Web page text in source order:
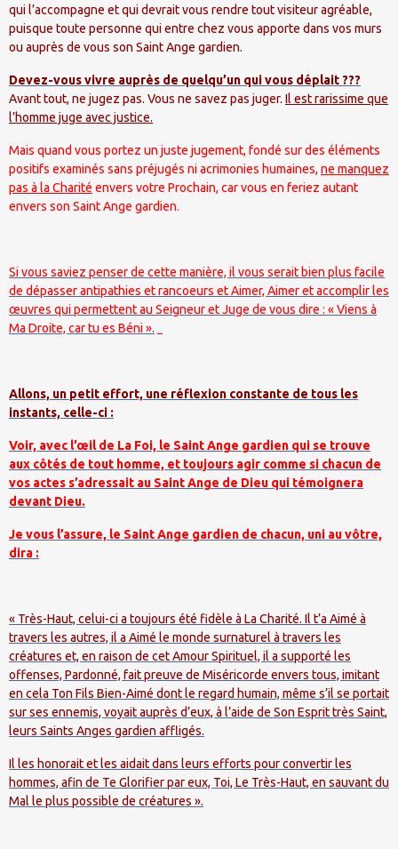
qui l’accompagne et qui devrait vous rendre tout visiteur agréable,
puisque toute personne qui entre chez vous apporte dans vos murs
ou auprès de vous son Saint Ange gardien.
Devez-vous vivre auprès de quelqu’un qui vous déplait ???
Avant tout, ne jugez pas. Vous ne savez pas juger. Il est rarissime que
l’homme juge avec justice.
Mais quand vous portez un juste jugement, fondé sur des éléments
positifs examinés sans préjugés ni acrimonies humaines, ne manquez
pas à la Charité envers votre Prochain, car vous en feriez autant
envers son Saint Ange gardien.
Si vous saviez penser de cette manière, il vous serait bien plus facile
de dépasser antipathies et rancoeurs et Aimer, Aimer et accomplir les
œuvres qui permettent au Seigneur et Juge de vous dire : « Viens à
Ma Droite, car tu es Béni ».
Allons, un petit effort, une réflexion constante de tous les
instants, celle-ci :
Voir, avec l’œil de La Foi, le Saint Ange gardien qui se trouve
aux côtés de tout homme, et toujours agir comme si chacun de
vos actes s’adressait au Saint Ange de Dieu qui témoignera
devant Dieu.
Je vous l’assure, le Saint Ange gardien de chacun, uni au vôtre,
dira :
« Très-Haut, celui-ci a toujours été fidèle à La Charité. Il t’a Aimé à
travers les autres, il a Aimé le monde surnaturel à travers les
créatures et, en raison de cet Amour Spirituel, il a supporté les
offenses, Pardonné, fait preuve de Miséricorde envers tous, imitant
en cela Ton Fils Bien-Aimé dont le regard humain, même s’il se portait
sur ses ennemis, voyait auprès d’eux, à l’aide de Son Esprit très Saint,
leurs Saints Anges gardien affligés.
Il les honorait et les aidait dans leurs efforts pour convertir les
hommes, afin de Te Glorifier par eux, Toi, Le Très-Haut, en sauvant du
Mal le plus possible de créatures ».